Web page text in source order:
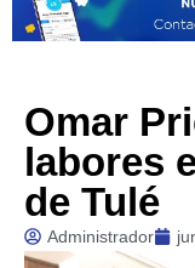
Omar
labores
de Tulé
Administrador